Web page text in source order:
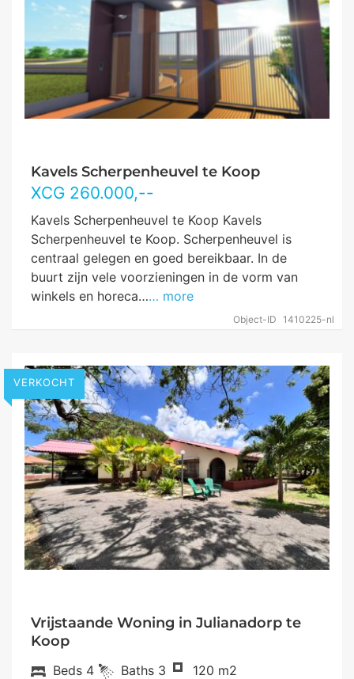
Kavels Scherpenheuvel te Koop
XCG 260.000,--
Object-ID 1410225-nl
Kavels Scherpenheuvel te Koop Kavels
Scherpenheuvel te Koop. Scherpenheuvel is
centraal gelegen en goed bereikbaar. In de
buurt zijn vele voorzieningen in de vorm van
winkels en horeca…… more
VERKOCHT
Vrijstaande Woning in Julianadorp te
Koop
Beds 4 Baths 3
120 m2